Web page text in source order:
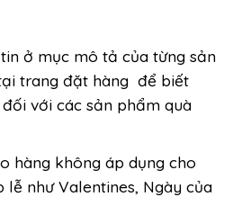
ở mục mô tả của từng sản
trang đặt hàng để biết
với các sản phẩm quà
hàng không áp dụng cho
lễ như Valentines, Ngày của